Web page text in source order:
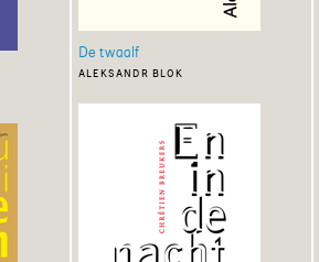
De twaalf
aleksandr blok